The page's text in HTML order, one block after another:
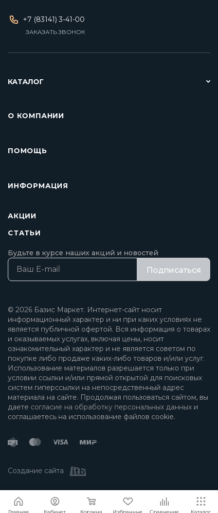
+7 (83141) 3-41-00
ЗАКАЗАТЬ ЗВОНОК
КАТАЛОГ
О КОМПАНИИ
ПОМОЩЬ
ИНФОРМАЦИЯ
АКЦИИ
СТАТЬИ
Будьте в курсе наших акций и новостей
Подписаться
© 2026 Базис Маркет. Интернет-сайт носит
информационный характер и ни при каких условиях не
является публичной офертой. Вся информация о товарах
и оказываемых услугах, включая цены, носит
ознакомительный характер и не является советом по
покупке либо продаже каких-либо товаров и/или услуг.
Использование материалов разрешается только при
условии ссылки и/или прямой открытой для поисковых
систем гиперссылки на непосредственный адрес
материала на сайте. Продолжая пользоваться сайтом, вы
даете согласие на обработку персональных данных и
соглашаетесь на использование файлов cookie.
Создание сайта
Мы используем файлы cookie. Подробнее Я согласен